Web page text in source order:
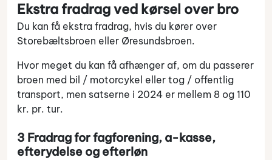
Ekstra fradrag ved kørsel over bro
Du kan få ekstra fradrag, hvis du kører over
Storebæltsbroen eller Øresundsbroen.
Hvor meget du kan få afhænger af, om du passerer
broen med bil / motorcykel eller tog / offentlig
transport, men satserne i 2024 er mellem 8 og 110
kr. pr. tur.
3 Fradrag for fagforening, a-kasse,
efterydelse og efterløn